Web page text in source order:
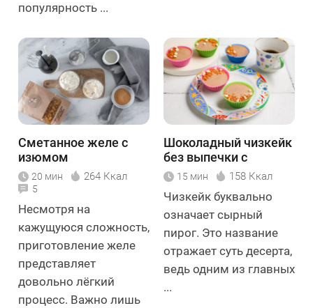
популярность ...
Сметанное желе с
изюмом
20 мин 264 Ккал
5
Несмотря на
кажущуюся сложность,
приготовление желе
представляет
довольно лёгкий
процесс. Важно лишь
Шоколадный чизкейк
без выпечки с
творогом
15 мин 158 Ккал
Чизкейк буквально
означает сырный
пирог. Это название
отражает суть десерта,
ведь одним из главных
...